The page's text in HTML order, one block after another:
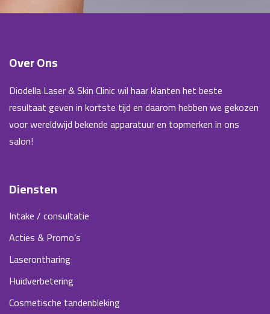
Over Ons
Diodella Laser & Skin Clinic wil haar klanten het beste
resultaat geven in kortste tijd en daarom hebben we gekozen
voor wereldwijd bekende apparatuur en topmerken in ons
salon!
Diensten
Intake / consultatie
Acties & Promo’s
Laserontharing
Huidverbetering
Cosmetische tandenbleking